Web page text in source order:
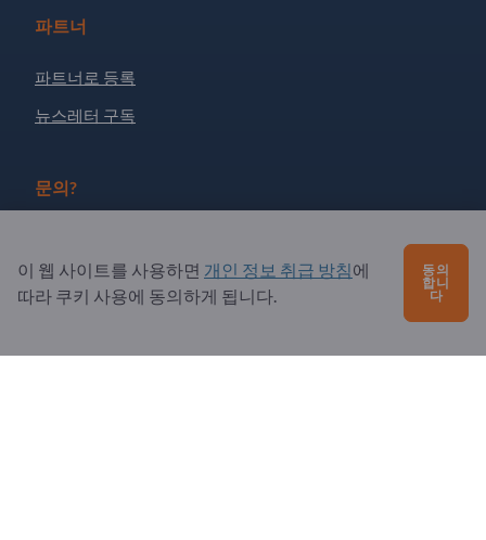
파트너
파트너로 등록
뉴스레터 구독
문의?
서비스 제공
수신자: Exportpages
이 웹 사이트를 사용하면 개인 정보 취급 방침에
따라 쿠키 사용에 동의하게 됩니다.
동의
합니
다